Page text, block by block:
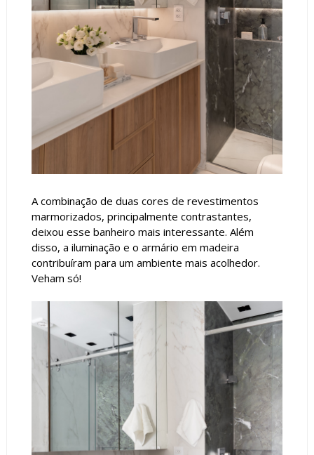
A combinação de duas cores de revestimentos
marmorizados, principalmente contrastantes,
deixou esse banheiro mais interessante. Além
disso, a iluminação e o armário em madeira
contribuíram para um ambiente mais acolhedor.
Veham só!